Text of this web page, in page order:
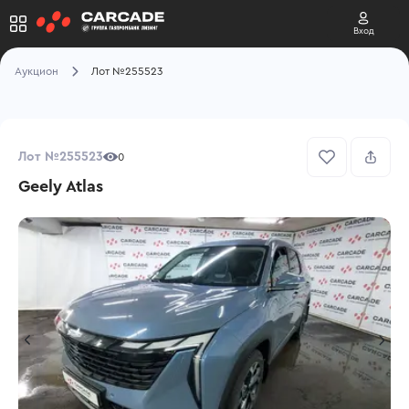
Вход
Аукцион Лот №255523
Лот №255523 0
Geely Atlas